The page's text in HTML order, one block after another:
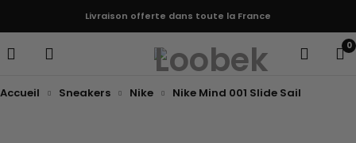
Livraison offerte dans toute la France
0
Accueil Sneakers Nike Nike Mind 001 Slide Sail